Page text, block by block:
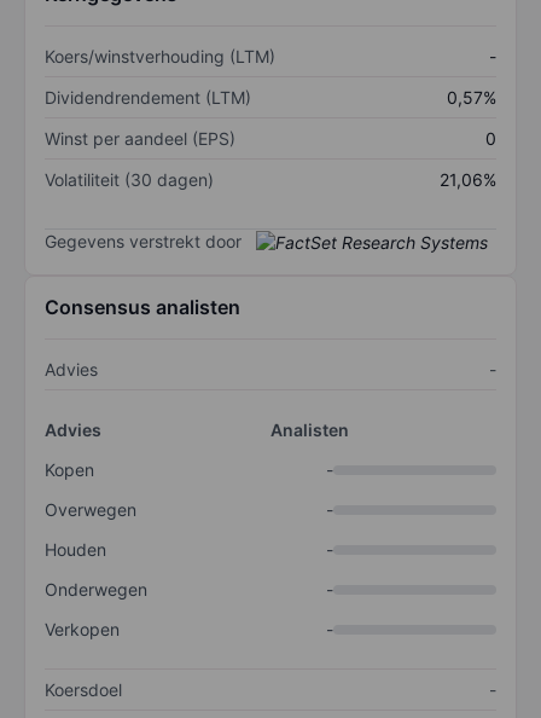
Koers/winstverhouding (LTM)
-
Dividendrendement (LTM)
0,57%
Winst per aandeel (EPS)
0
Volatiliteit (30 dagen)
21,06%
Gegevens verstrekt door
Consensus analisten
Advies -
Advies
Analisten
Kopen
-
Overwegen
-
Houden
-
Onderwegen
-
Verkopen
-
Koersdoel
-